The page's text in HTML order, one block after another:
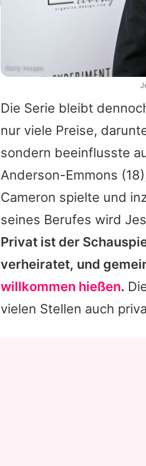
Die Serie bleibt
nur viele Preise,
sondern beeinflusste
Anderson-Emmons
Cameron spielte und
seines Berufes wird
Privat ist der
verheiratet, und
willkommen hießen.
vielen Stellen auch
Getty Images